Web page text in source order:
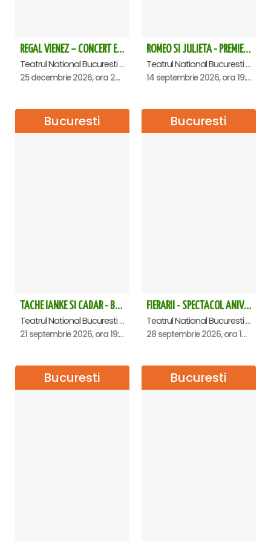
REGAL VIENEZ – CONCERT EXTRAORDINAR DE CRACIUN - Bucuresti
Teatrul National Bucuresti - Sala Ion Caramitru, Bucuresti
25 decembrie 2026, ora 20:00
ROMEO SI JULIETA - PREMIERA OFICIALA - Bucuresti
Teatrul National Bucuresti - Sala Ion Caramitru, Bucuresti
14 septembrie 2026, ora 19:00
Bucuresti
TACHE IANKE SI CADAR - Bucuresti
Teatrul National Bucuresti - Sala Ion Caramitru, Bucuresti
21 septembrie 2026, ora 19:00
Bucuresti
FIERARII - SPECTACOL ANIVERSAR GEORGE MIHĂIȚĂ
Teatrul National Bucuresti - Sala Ion Caramitru, Bucuresti
28 septembrie 2026, ora 19:00
Bucuresti Bucuresti